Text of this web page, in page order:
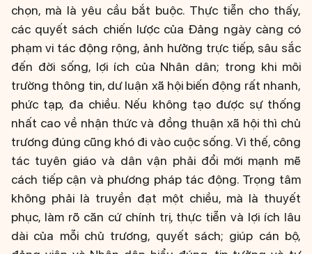
chọn, mà là yêu cầu bắt buộc. Thực tiễn cho thấy,
các quyết sách chiến lược của Đảng ngày càng có
phạm vi tác động rộng, ảnh hưởng trực tiếp, sâu sắc
đến đời sống, lợi ích của Nhân dân; trong khi môi
trường thông tin, dư luận xã hội biến động rất nhanh,
phức tạp, đa chiều. Nếu không tạo được sự thống
nhất cao về nhận thức và đồng thuận xã hội thì chủ
trương đúng cũng khó đi vào cuộc sống. Vì thế, công
tác tuyên giáo và dân vận phải đổi mới mạnh mẽ
cách tiếp cận và phương pháp tác động. Trọng tâm
không phải là truyền đạt một chiều, mà là thuyết
phục, làm rõ căn cứ chính trị, thực tiễn và lợi ích lâu
dài của mỗi chủ trương, quyết sách; giúp cán bộ,